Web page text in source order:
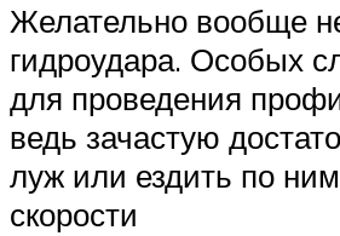
Желательно вообще
гидроудара. Особых
для проведения
ведь зачастую
луж или ездить по
скорости